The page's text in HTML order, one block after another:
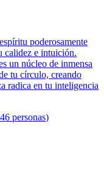
poderosamente
calidez e intuición.
un núcleo de inmensa
tu círculo, creando
radica en tu inteligencia
personas)